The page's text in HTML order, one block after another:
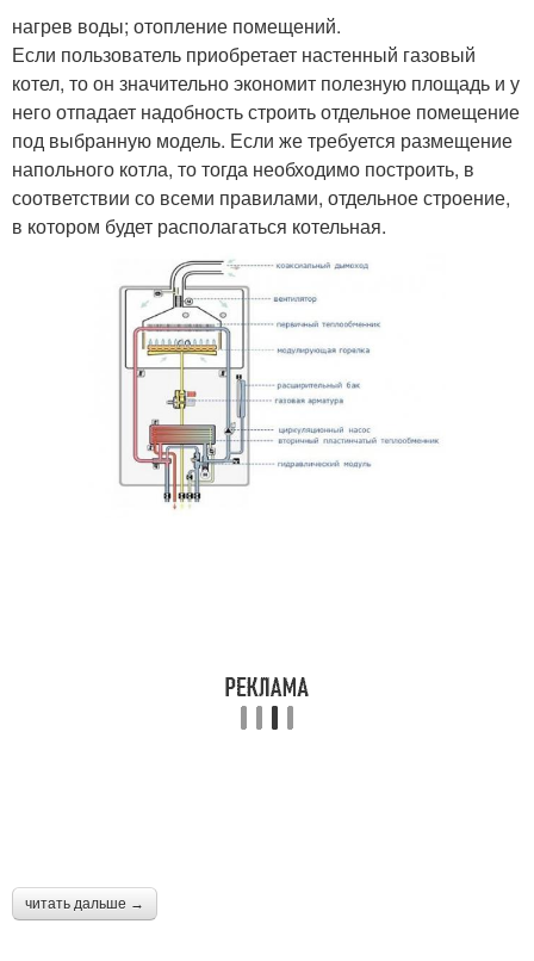
нагрев воды; отопление помещений.
Если пользователь приобретает настенный газовый
котел, то он значительно экономит полезную площадь и у
него отпадает надобность строить отдельное помещение
под выбранную модель. Если же требуется размещение
напольного котла, то тогда необходимо построить, в
соответствии со всеми правилами, отдельное строение,
в котором будет располагаться котельная.
читать дальше →